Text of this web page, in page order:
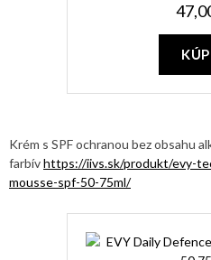
Krém s SPF ochranou bez obsahu
farbívhttps://iivs.sk/produkt/evy-
mousse-spf-50-75ml/